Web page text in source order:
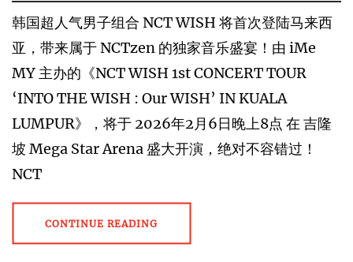
韩国超人气男子组合 NCT WISH 将首次登陆马来西
亚，带来属于 NCTzen 的独家音乐盛宴！由 iMe
MY 主办的《NCT WISH 1st CONCERT TOUR
‘INTO THE WISH : Our WISH’ IN KUALA
LUMPUR》，将于 2026年2月6日晚上8点 在 吉隆
坡 Mega Star Arena 盛大开演，绝对不容错过！
NCT
CONTINUE READING